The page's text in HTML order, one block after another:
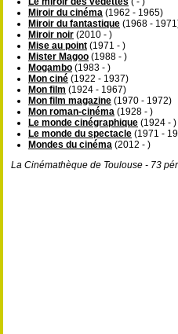
Miroir du cinéma (1962 - 1965)
Miroir du fantastique (1968 -
Miroir noir (2010 - )
Mise au point (1971 - )
Mister Magoo (1988 - )
Mogambo (1983 - )
Mon ciné (1922 - 1937)
Mon film (1924 - 1967)
Mon film magazine (1970 - 1972)
Mon roman-cinéma (1928 - )
Le monde cinégraphique (1924 - )
Le monde du spectacle (1971 -
Mondes du cinéma (2012 - )
La Cinémathèque de Toulouse - 73